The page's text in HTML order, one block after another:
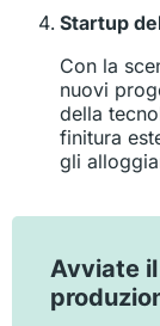
Startup
Con la
nuovi
della
finitura
gli
Avviate